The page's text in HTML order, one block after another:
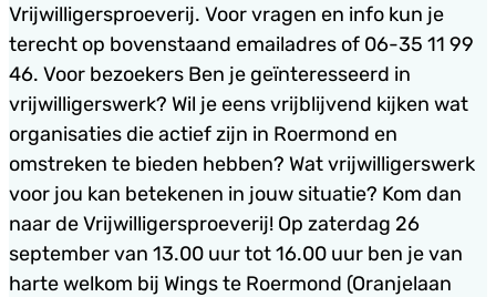
Vrijwilligersproeverij. Voor vragen en info kun je
terecht op bovenstaand emailadres of 06-35 11 99
46. Voor bezoekers Ben je geïnteresseerd in
vrijwilligerswerk? Wil je eens vrijblijvend kijken wat
organisaties die actief zijn in Roermond en
omstreken te bieden hebben? Wat vrijwilligerswerk
voor jou kan betekenen in jouw situatie? Kom dan
naar de Vrijwilligersproeverij! Op zaterdag 26
september van 13.00 uur tot 16.00 uur ben je van
harte welkom bij Wings te Roermond (Oranjelaan